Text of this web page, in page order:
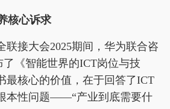
核心诉求
联接大会2025期间，华为联合咨
《智能世界的ICT岗位与技
最核心的价值，在于回答了ICT
本性问题——“产业到底需要什